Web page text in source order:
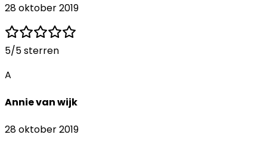
28 oktober 2019
5/5 sterren
A
Annie van wijk
28 oktober 2019